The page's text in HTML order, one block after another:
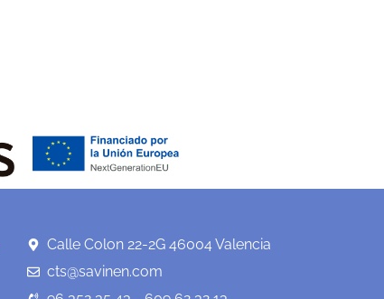
Calle Colon 22-2G 46004 Valencia
cts@savinen.com